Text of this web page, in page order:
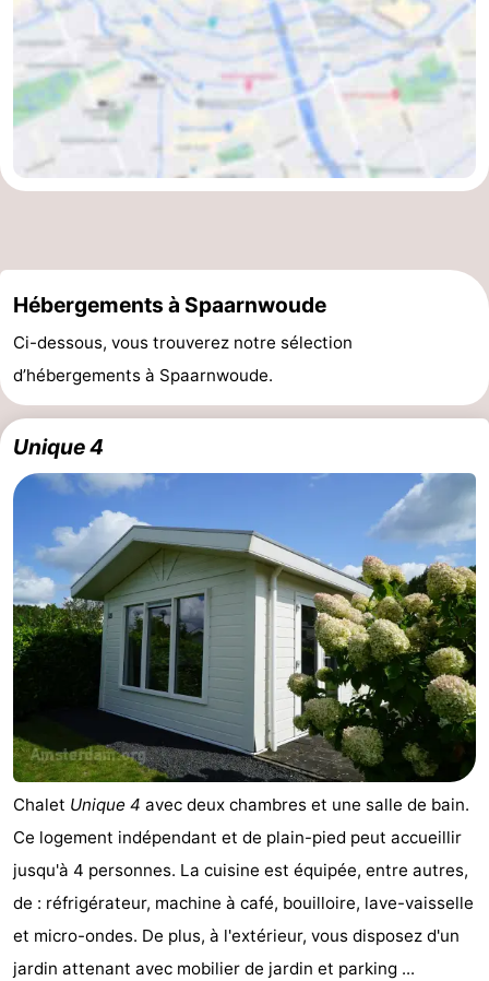
Hébergements à Spaarnwoude
Ci-dessous, vous trouverez notre sélection
d’hébergements à Spaarnwoude.
Unique 4
Chalet Unique 4 avec deux chambres et une salle de bain.
Ce logement indépendant et de plain-pied peut accueillir
jusqu'à 4 personnes. La cuisine est équipée, entre autres,
de : réfrigérateur, machine à café, bouilloire, lave-vaisselle
et micro-ondes. De plus, à l'extérieur, vous disposez d'un
jardin attenant avec mobilier de jardin et parking ...